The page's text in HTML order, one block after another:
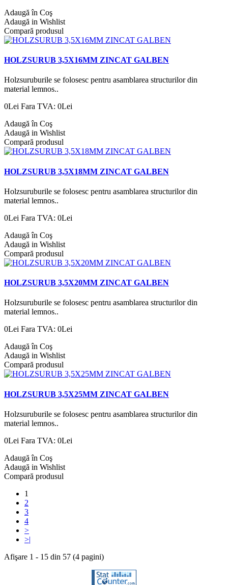
Adaugă în Coş
Adaugă in Wishlist
Compară produsul
HOLZSURUB 3,5X16MM ZINCAT GALBEN
Holzsuruburile se folosesc pentru asamblarea structurilor din
material lemnos..
0Lei Fara TVA: 0Lei
Adaugă în Coş
Adaugă in Wishlist
Compară produsul
HOLZSURUB 3,5X18MM ZINCAT GALBEN
Holzsuruburile se folosesc pentru asamblarea structurilor din
material lemnos..
0Lei Fara TVA: 0Lei
Adaugă în Coş
Adaugă in Wishlist
Compară produsul
HOLZSURUB 3,5X20MM ZINCAT GALBEN
Holzsuruburile se folosesc pentru asamblarea structurilor din
material lemnos..
0Lei Fara TVA: 0Lei
Adaugă în Coş
Adaugă in Wishlist
Compară produsul
HOLZSURUB 3,5X25MM ZINCAT GALBEN
Holzsuruburile se folosesc pentru asamblarea structurilor din
material lemnos..
0Lei Fara TVA: 0Lei
Adaugă în Coş
Adaugă in Wishlist
Compară produsul
1
2
3
4
>
>|
Afişare 1 - 15 din 57 (4 pagini)